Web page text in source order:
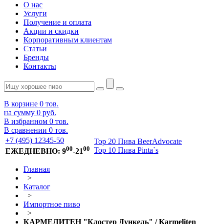
О нас
Услуги
Получение и оплата
Акции и скидки
Корпоративным клиентам
Статьи
Бренды
Контакты
В корзине 0 тов.
на сумму 0 руб.
В избранном 0 тов.
В сравнении 0 тов.
+7 (495) 12345-50
ЕЖЕДНЕВНО: 900-2100
Top 20 Пива BeerAdvocate
Top 10 Пива Pinta`s
Главная
>
Каталог
>
Импортное пиво
>
КАРМЕЛИТЕН "Клостер Дункель" / Karmeliten